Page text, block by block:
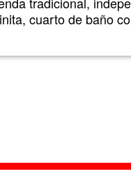
cuarto de baño